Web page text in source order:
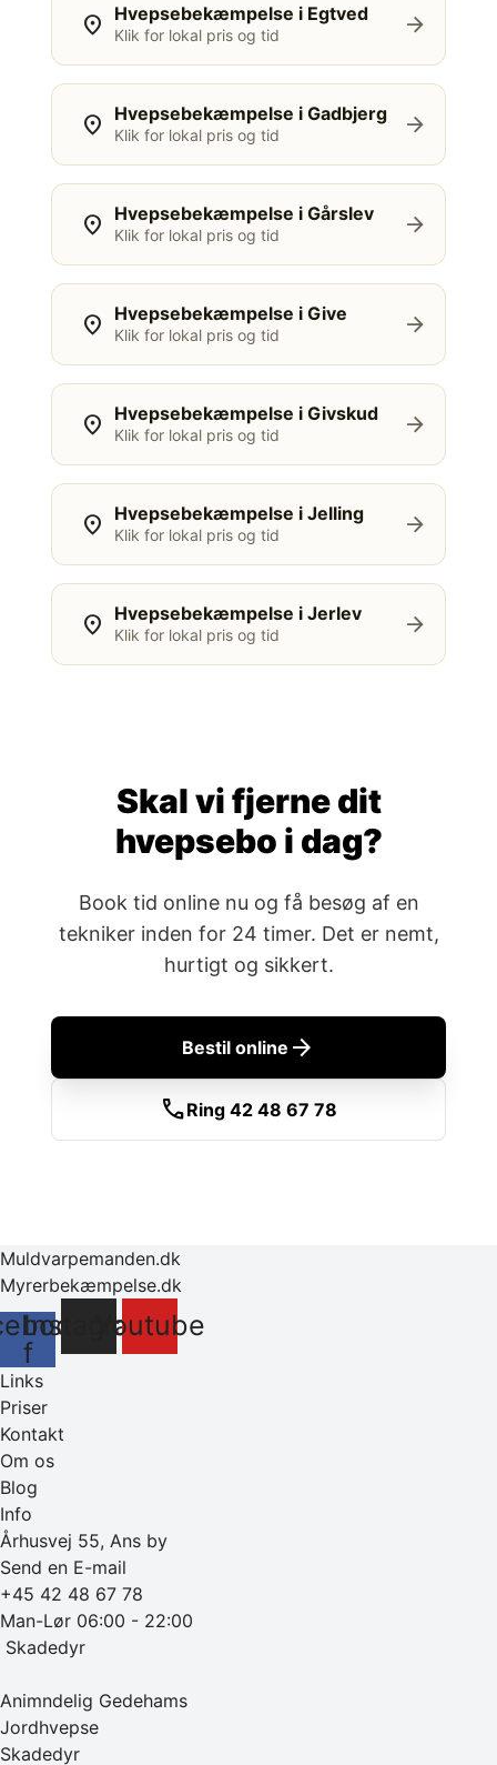
location_on Hvepsebekæmpelse i Egtved
Klik for lokal pris og tid arrow_forward
location_on Hvepsebekæmpelse i Gadbjerg
Klik for lokal pris og tid arrow_forward
location_on Hvepsebekæmpelse i Gårslev
Klik for lokal pris og tid arrow_forward
location_on Hvepsebekæmpelse i Give
Klik for lokal pris og tid arrow_forward
location_on Hvepsebekæmpelse i Givskud
Klik for lokal pris og tid arrow_forward
location_on Hvepsebekæmpelse i Jelling
Klik for lokal pris og tid arrow_forward
location_on Hvepsebekæmpelse i Jerlev
Klik for lokal pris og tid arrow_forward
Skal vi fjerne dit
hvepsebo i dag?
Book tid online nu og få besøg af en
tekniker inden for 24 timer. Det er nemt,
hurtigt og sikkert.
Bestil online arrow_forward
callRing 42 48 67 78
Muldvarpemanden.dk
Myrerbekæmpelse.dk
f
InstagramYoutube
Links
Priser
Kontakt
Om os
Blog
Info
Århusvej 55, Ans by
Send en E-mail
+45 42 48 67 78
Man-Lør 06:00 - 22:00
‎ Skadedyr
Animndelig Gedehams
Jordhvepse
Skadedyr